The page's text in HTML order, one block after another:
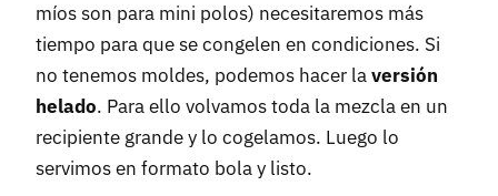
míos son para mini polos) necesitaremos más
tiempo para que se congelen en condiciones. Si
no tenemos moldes, podemos hacer laversión
helado. Para ello volvamos toda la mezcla en un
recipiente grande y lo cogelamos. Luego lo
servimos en formato bola y listo.